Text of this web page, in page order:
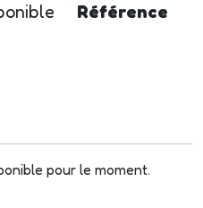
Référence
pour le moment.